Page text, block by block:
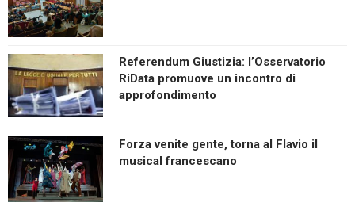
Referendum Giustizia: l’Osservatorio
RiData promuove un incontro di
approfondimento
Forza venite gente, torna al Flavio il
musical francescano